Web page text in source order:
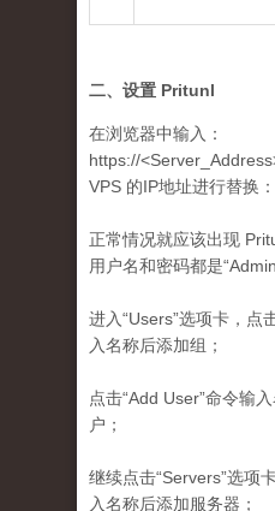
二、设置 Pritunl
在浏览器中输入：
https://
VPS 的IP地址进行替换：
正常情况就应该出现
用户名和密码都是
进入“Users”选项卡，点
入名称后添加组；
点击“Add User”命令输
户；
继续点击“Servers”选项
入名称后添加服务器；